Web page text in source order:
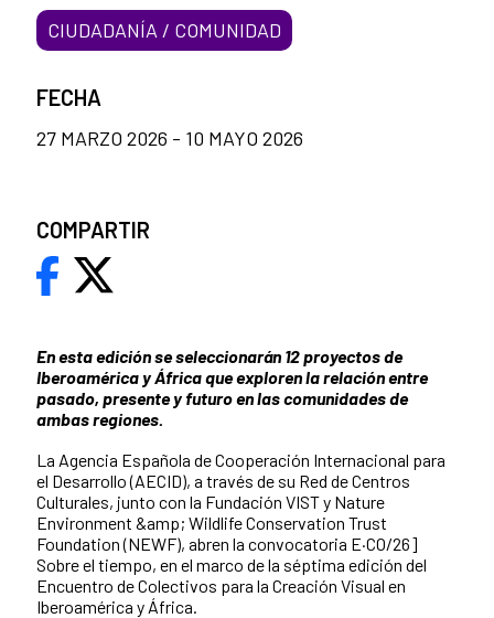
En esta edición se seleccionarán 12 proyectos de
Iberoamérica y África que exploren la relación entre
pasado, presente y futuro en las comunidades de
ambas regiones.
La Agencia Española de Cooperación Internacional para
el Desarrollo (AECID), a través de su Red de Centros
Culturales, junto con la Fundación VIST y Nature
Environment &amp; Wildlife Conservation Trust
Foundation (NEWF), abren la convocatoria E·CO/26]
Sobre el tiempo, en el marco de la séptima edición del
Encuentro de Colectivos para la Creación Visual en
Iberoamérica y África.
CIUDADANÍA / COMUNIDAD
FECHA
27 MARZO 2026 - 10 MAYO 2026
COMPARTIR